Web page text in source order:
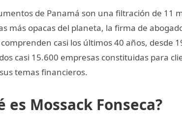
de Panamá son una filtración de 11
más opacas del planeta, la firma de
casi los últimos 40 años, desde
casi 15.600 empresas constituidas para
temas financieros.
es Mossack Fonseca?